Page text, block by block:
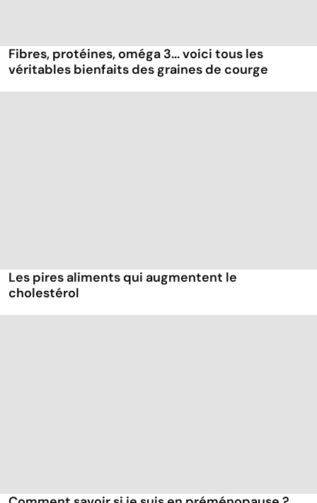
Fibres, protéines, oméga 3... voici tous les
véritables bienfaits des graines de courge
Les pires aliments qui augmentent le
cholestérol